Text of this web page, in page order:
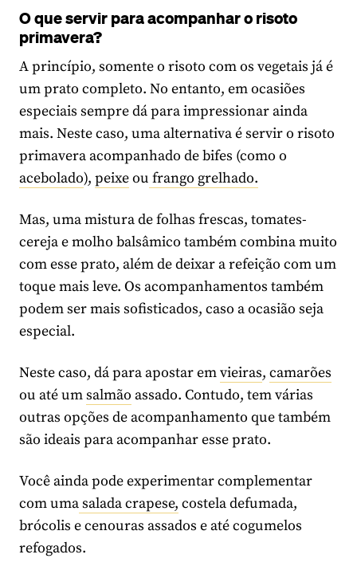
O que servir para acompanhar o risoto
primavera?
A princípio, somente o risoto com os vegetais já é
um prato completo. No entanto, em ocasiões
especiais sempre dá para impressionar ainda
mais. Neste caso, uma alternativa é servir o risoto
primavera acompanhado de bifes (como o
acebolado), peixeou frango grelhado.
Mas, uma mistura de folhas frescas, tomates-
cereja e molho balsâmico também combina muito
com esse prato, além de deixar a refeição com um
toque mais leve. Os acompanhamentos também
podem ser mais sofisticados, caso a ocasião seja
especial.
Neste caso, dá para apostar emvieiras, camarões
ou até umsalmão assado. Contudo, tem várias
outras opções de acompanhamento que também
são ideais para acompanhar esse prato.
Você ainda pode experimentar complementar
com umasalada crapese, costela defumada,
brócolis e cenouras assados e até cogumelos
refogados.